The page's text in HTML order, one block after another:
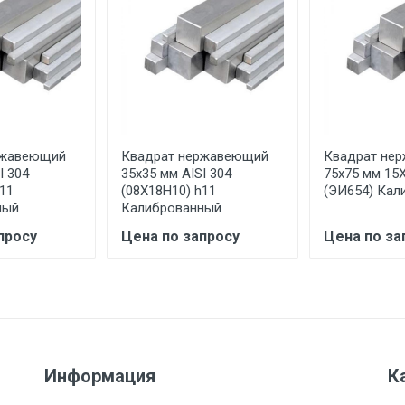
обязан обеспечить подъезные пути для
индивидуально.
6500 с НДС 35р./
304
Квадрат нержавеющий
35x35 мм AISI 304
(08Х18Н10) h11
Калиброванный
Цена по запросу
Квадрат
75x75 мм
(ЭИ654)
Цена по
Информация